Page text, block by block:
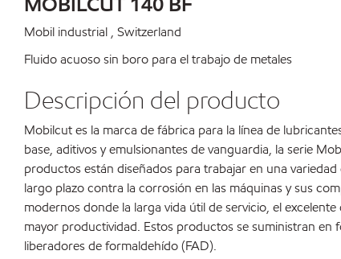
Mobil industrial , Switzerland
Fluido acuoso sin boro para el trabajo de metales
Descripción del producto
Mobilcut es la marca de fábrica para la línea de
base, aditivos y emulsionantes de vanguardia, la serie
productos están diseñados para trabajar en una
largo plazo contra la corrosión en las máquinas y sus
modernos donde la larga vida útil de servicio, el
mayor productividad. Estos productos se suministran
liberadores de formaldehído (FAD).